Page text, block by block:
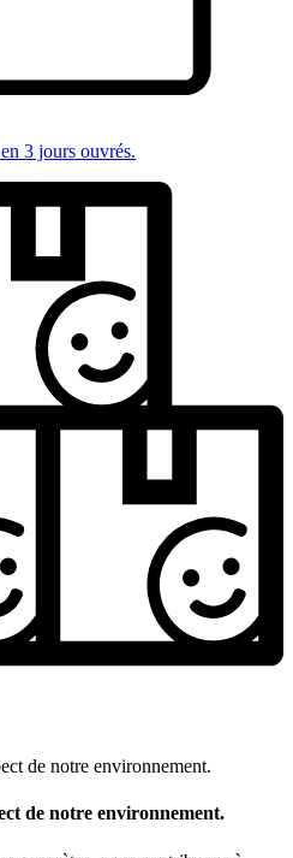
3 jours ouvrés.
de notre environnement.